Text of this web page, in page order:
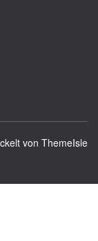
von ThemeIsle